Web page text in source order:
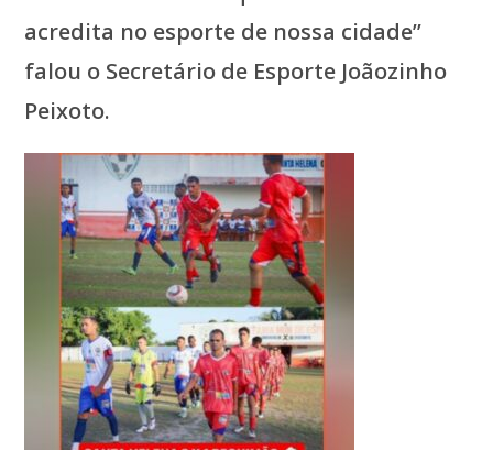
acredita no esporte de nossa cidade”
falou o Secretário de Esporte Joãozinho
Peixoto.